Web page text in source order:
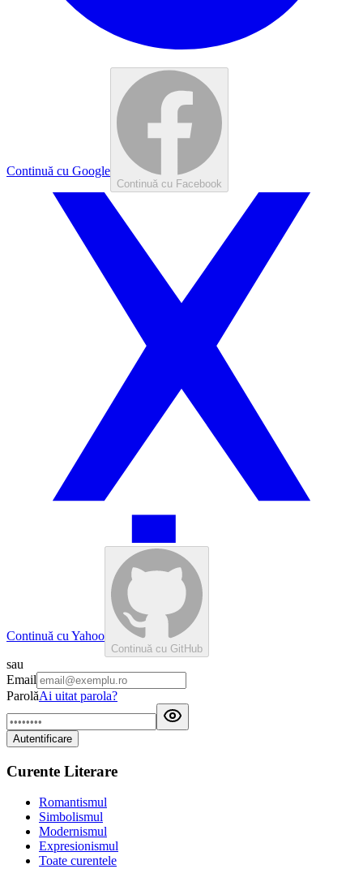
Continuă cu Google
Continuă cu Facebook
Continuă cu Yahoo
Continuă cu GitHub
sau
Email
ParolăAi uitat parola?
Autentificare
Curente Literare
Romantismul
Simbolismul
Modernismul
Expresionismul
Toate curentele